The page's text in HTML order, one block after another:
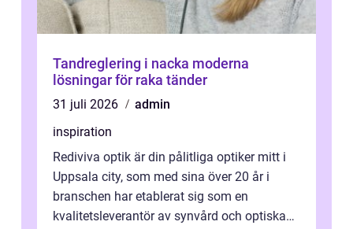
Tandreglering i nacka moderna
lösningar för raka tänder
31 juli 2026
admin
inspiration
Rediviva optik är din pålitliga optiker mitt i
Uppsala city, som med sina över 20 år i
branschen har etablerat sig som en
kvalitetsleverantör av synvård och optiska